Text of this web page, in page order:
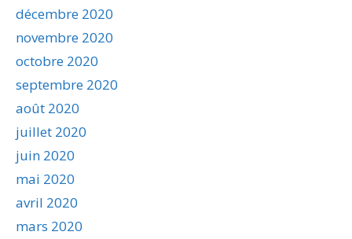
décembre 2020
novembre 2020
octobre 2020
septembre 2020
août 2020
juillet 2020
juin 2020
mai 2020
avril 2020
mars 2020